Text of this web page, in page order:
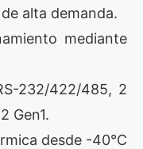
alta demanda.
mediante
232/422/485, 2
Gen1.
desde -40°C